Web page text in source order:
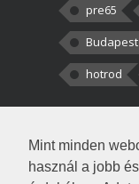
Mint minden
használ a jobb
pre65
Budapest
hotrod